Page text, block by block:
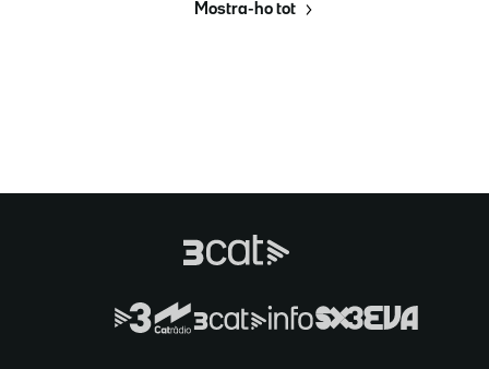
Mostra-ho tot